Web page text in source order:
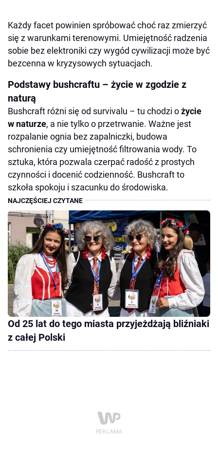
Każdy facet powinien spróbować choć raz zmierzyć
się z warunkami terenowymi. Umiejętność radzenia
sobie bez elektroniki czy wygód cywilizacji może być
bezcenna w kryzysowych sytuacjach.
Podstawy bushcraftu – życie w zgodzie z
naturą
Bushcraft różni się od survivalu – tu chodzi ożycie
w naturze, a nie tylko o przetrwanie. Ważne jest
rozpalanie ognia bez zapalniczki, budowa
schronienia czy umiejętność filtrowania wody. To
sztuka, która pozwala czerpać radość z prostych
czynności i docenić codzienność. Bushcraft to
szkoła spokoju i szacunku do środowiska.
Od 25 lat do tego miasta przyjeżdżają bliźniaki
z całej Polski